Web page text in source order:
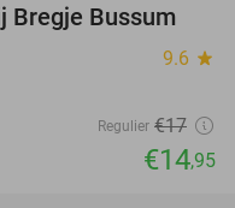
12%
Bregje Bussum
9.6 star
Regulier €17
€14,95